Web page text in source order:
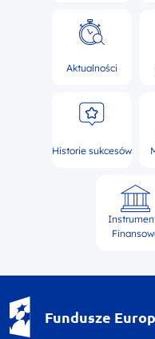
Aktualności
Historie sukcesów
Fundusze